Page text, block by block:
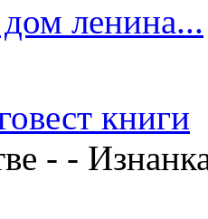
ленина...
книги
- -